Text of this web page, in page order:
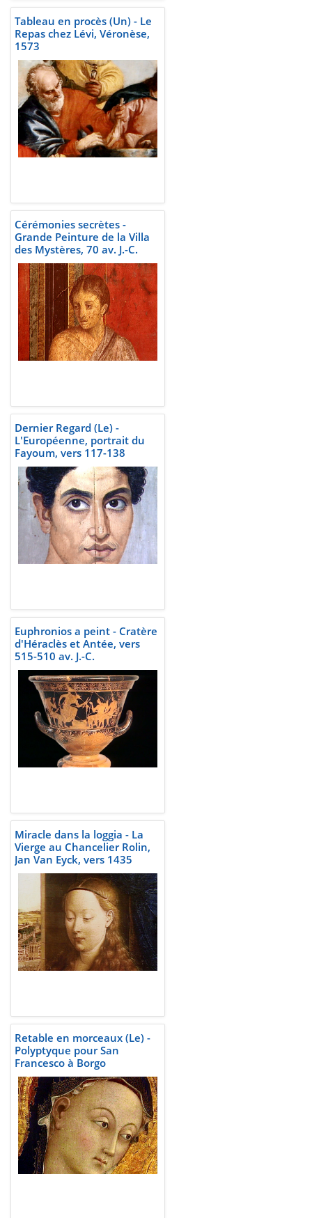
Tableau en procès (Un) - Le
Repas chez Lévi, Véronèse,
1573
Cérémonies secrètes -
Grande Peinture de la Villa
des Mystères, 70 av. J.-C.
Dernier Regard (Le) -
L'Européenne, portrait du
Fayoum, vers 117-138
Euphronios a peint - Cratère
d'Héraclès et Antée, vers
515-510 av. J.-C.
Miracle dans la loggia - La
Vierge au Chancelier Rolin,
Jan Van Eyck, vers 1435
Retable en morceaux (Le) -
Polyptyque pour San
Francesco à Borgo
Sansepolcro, Sassetta, 1437-
1444